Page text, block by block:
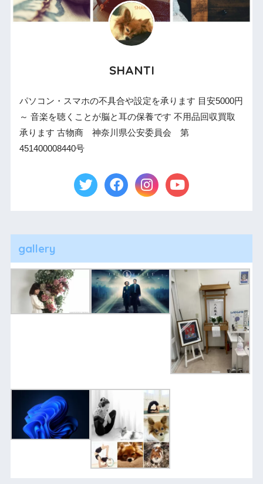
SHANTI
パソコン・スマホの不具合や設定を承ります 目安5000円
～ 音楽を聴くことが脳と耳の保養です 不用品回収買取
承ります 古物商 神奈川県公安委員会 第
451400008440号
gallery